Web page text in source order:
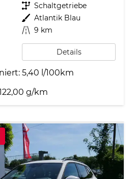
Getriebe Schaltgetriebe
Außenfarbe Atlantik Blau
Kilometerstand 9 km
Details
5,40 l/100km
g/km